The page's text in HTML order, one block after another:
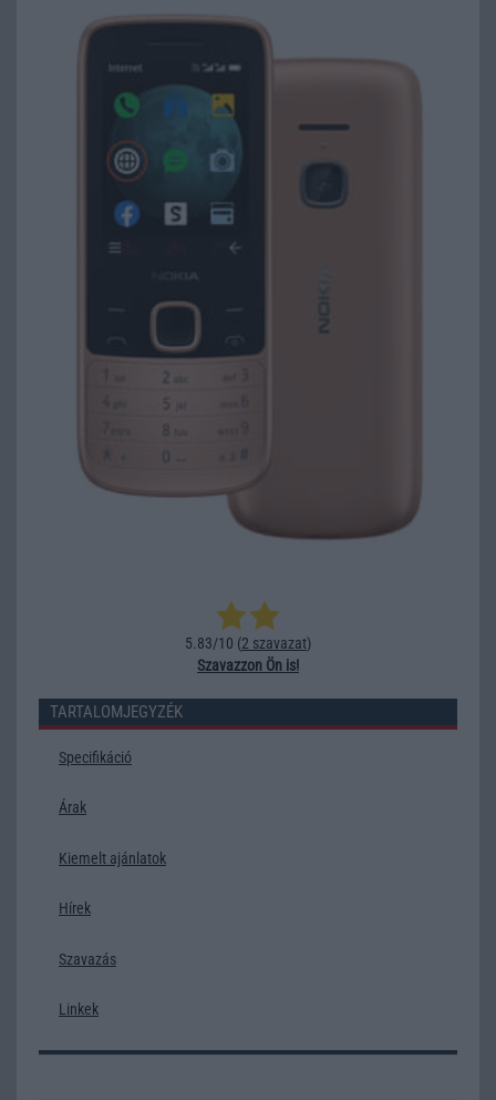
5.83/10 (2 szavazat)
Szavazzon Ön is!
TARTALOMJEGYZÉK
Specifikáció
Árak
Kiemelt ajánlatok
Hírek
Szavazás
Linkek